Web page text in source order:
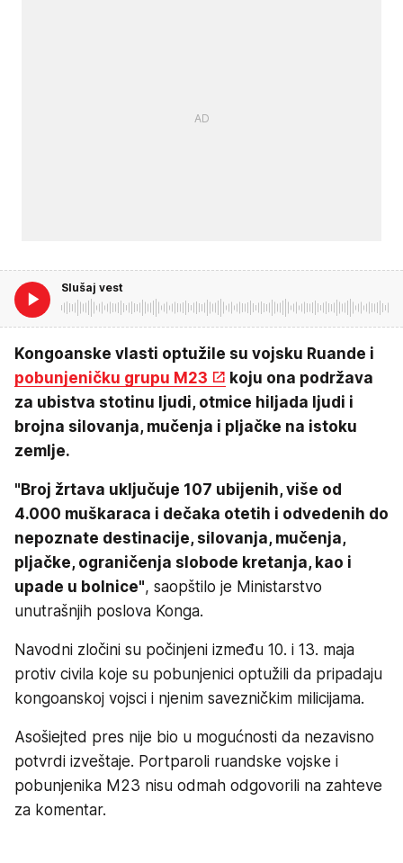
Slušaj vest
Kongoanske vlasti optužile su vojsku Ruande i
pobunjeničku grupu M23
koju ona podržava
za ubistva stotinu ljudi, otmice hiljada ljudi i
brojna silovanja, mučenja i pljačke na istoku
zemlje.
"Broj žrtava uključuje 107 ubijenih, više od
4.000 muškaraca i dečaka otetih i odvedenih do
nepoznate destinacije, silovanja, mučenja,
pljačke, ograničenja slobode kretanja, kao i
upade u bolnice", saopštilo je Ministarstvo
unutrašnjih poslova Konga.
Navodni zločini su počinjeni između 10. i 13. maja
protiv civila koje su pobunjenici optužili da pripadaju
kongoanskoj vojsci i njenim savezničkim milicijama.
Asošiejted pres nije bio u mogućnosti da nezavisno
potvrdi izveštaje. Portparoli ruandske vojske i
pobunjenika M23 nisu odmah odgovorili na zahteve
za komentar.